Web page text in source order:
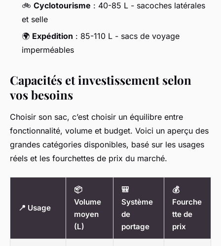
🚲 Cyclotourisme : 40-85 L - sacoches latérales
et selle
🌍 Expédition : 85-110 L - sacs de voyage
imperméables
Capacités et investissement selon
vos besoins
Choisir son sac, c’est choisir un équilibre entre
fonctionnalité, volume et budget. Voici un aperçu des
grandes catégories disponibles, basé sur les usages
réels et les fourchettes de prix du marché.
📍 Usage
📦
Volume
moyen
(L)
🎒
Système
de
portage
💰
Fourche
tte de
prix